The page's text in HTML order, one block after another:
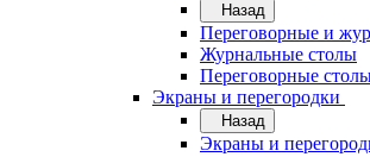
Назад
Переговорные и
Журнальные столы
Переговорные
Экраны и перегородки
Назад
Экраны и